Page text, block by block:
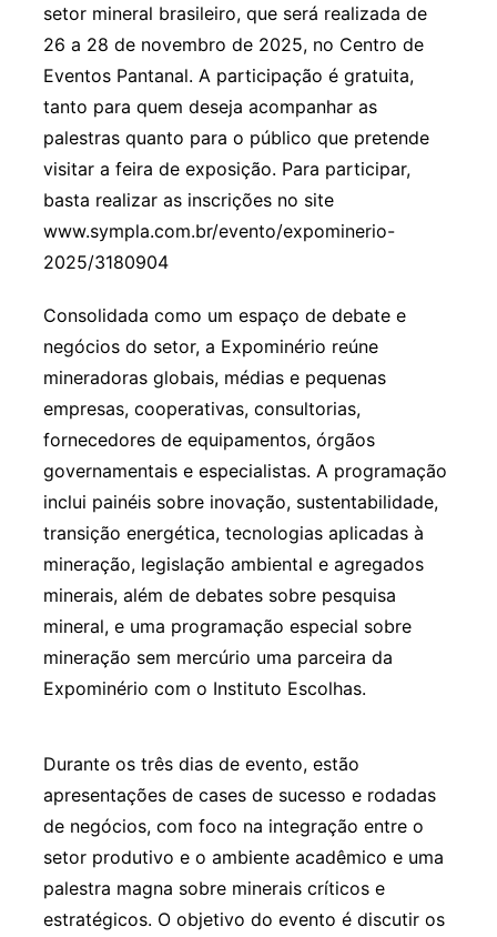
setor mineral brasileiro, que será realizada de
26 a 28 de novembro de 2025, no Centro de
Eventos Pantanal. A participação é gratuita,
tanto para quem deseja acompanhar as
palestras quanto para o público que pretende
visitar a feira de exposição. Para participar,
basta realizar as inscrições no site
www.sympla.com.br/evento/expominerio-
2025/3180904
Consolidada como um espaço de debate e
negócios do setor, a Expominério reúne
mineradoras globais, médias e pequenas
empresas, cooperativas, consultorias,
fornecedores de equipamentos, órgãos
governamentais e especialistas. A programação
inclui painéis sobre inovação, sustentabilidade,
transição energética, tecnologias aplicadas à
mineração, legislação ambiental e agregados
minerais, além de debates sobre pesquisa
mineral, e uma programação especial sobre
mineração sem mercúrio uma parceira da
Expominério com o Instituto Escolhas.
Durante os três dias de evento, estão
apresentações de cases de sucesso e rodadas
de negócios, com foco na integração entre o
setor produtivo e o ambiente acadêmico e uma
palestra magna sobre minerais críticos e
estratégicos. O objetivo do evento é discutir os